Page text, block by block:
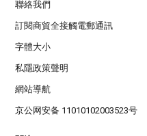
聯絡我們
訂閱商貿全接觸電郵通訊
字體大小
私隱政策聲明
網站導航
京公网安备 11010102003523号